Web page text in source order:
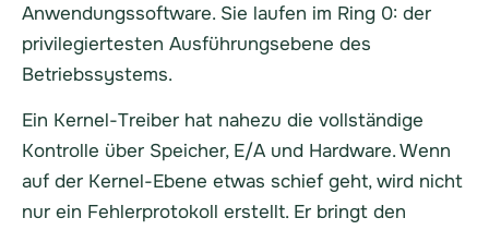
Anwendungssoftware. Sie laufen im Ring 0: der
privilegiertesten Ausführungsebene des
Betriebssystems.
Ein Kernel-Treiber hat nahezu die vollständige
Kontrolle über Speicher, E/A und Hardware. Wenn
auf der Kernel-Ebene etwas schief geht, wird nicht
nur ein Fehlerprotokoll erstellt. Er bringt den